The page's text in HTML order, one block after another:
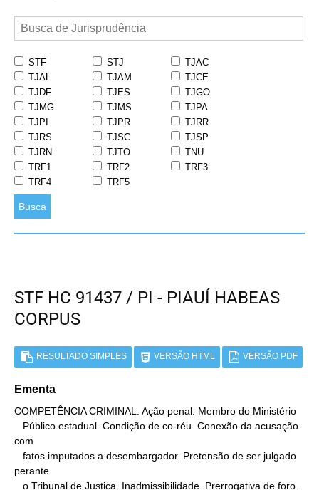
STF STJ
TJAC
TJAL
TJAM
TJCE
TJDF
TJES
TJGO
TJMG
TJMS
TJPA
TJPI
TJPR
TJRR
TJRS
TJSC
TJSP
TJRN
TJTO
TNU
TRF1
TRF2
TRF3
TRF4
TRF5
Busca
STF HC 91437 / PI - PIAUÍ HABEAS
CORPUS
RESULTADO SIMPLES VERSÃO HTML VERSÃO PDF
Ementa
COMPETÊNCIA CRIMINAL. Ação penal. Membro do Ministério
com
perante